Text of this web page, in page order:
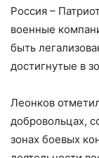
Россия –
военные
быть
достигнутые в
Леонков
добровольцах,
зонах боевых